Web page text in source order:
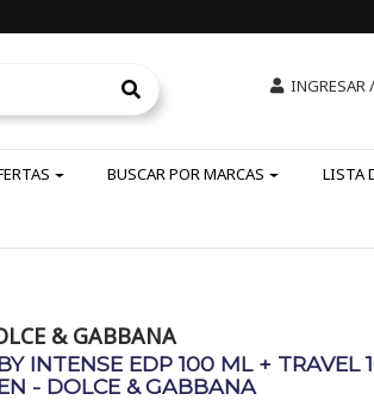
INGRESAR
BUSCAR POR MARCAS LISTA
& GABBANA
INTENSE EDP 100 ML + TRAVEL
- DOLCE & GABBANA